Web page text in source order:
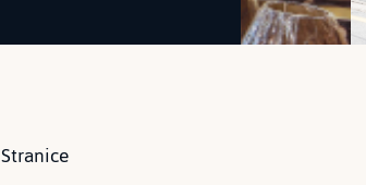
Stranice